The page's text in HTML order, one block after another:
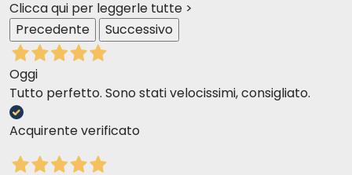
Valeur énergétique
EM Kcal/Kg 3750 - Mj/Kg 15,69
Clicca qui per leggerle tutte >
Precedente
Successivo
Oggi
Tutto perfetto. Sono stati velocissimi, consigliato.
Acquirente verificato